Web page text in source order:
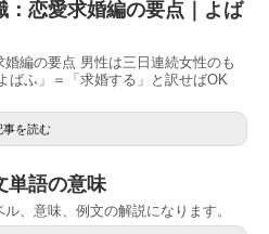
：恋愛求婚編の要点｜よば
編の要点 男性は三日連続女性のも
ばふ」＝「求婚する」と訳せばOK
事を読む
単語の意味
、意味、例文の解説になります。